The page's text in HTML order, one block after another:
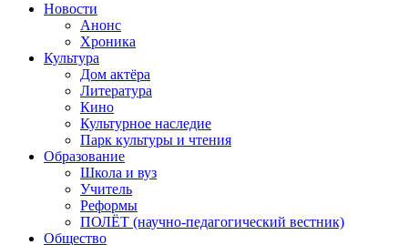
Новости
Анонс
Хроника
Культура
Дом актёра
Литература
Кино
Культурное наследие
Парк культуры и чтения
Образование
Школа и вуз
Учитель
Реформы
ПОЛЁТ (научно-педагогический вестник)
Общество